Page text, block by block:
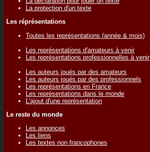
La protection d'un texte
Les réprésentations
Toutes les représentations (année & mois)
Les représentations d'amateurs à venir
Les représentations professionnelles à venir
Les auteurs joués par des amateurs
Les auteurs joués par des professionnels
Les représentations en France
Les représentations dans le monde
L'ajout d'une représentation
Le reste du monde
Les annonces
Les liens
Les textes non francophones